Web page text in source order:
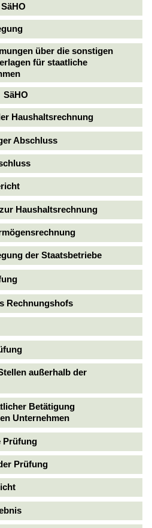
über die sonstigen
für staatliche
SäHO
Haushaltsrechnung
Abschluss
Haushaltsrechnung
der Staatsbetriebe
Rechnungshofs
außerhalb der
Betätigung
Unternehmen
Prüfung
Prüfung